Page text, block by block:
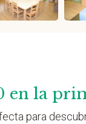
en la
para